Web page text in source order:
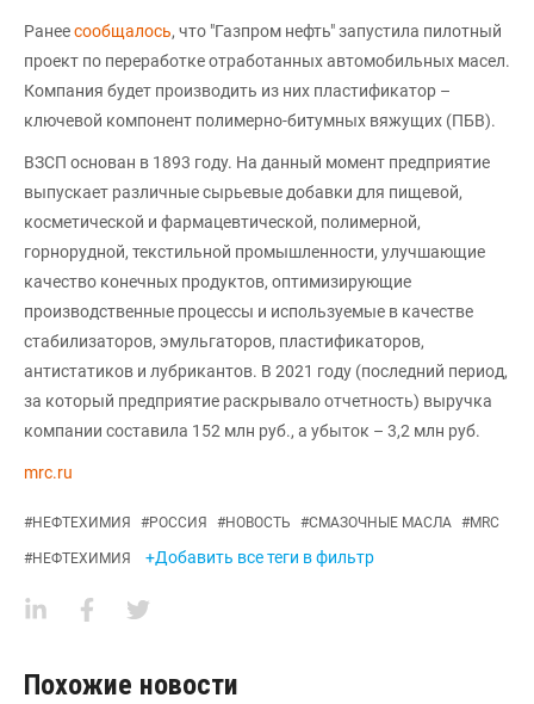
Ранеесообщалось, что "Газпром нефть" запустила пилотный
проект по переработке отработанных автомобильных масел.
Компания будет производить из них пластификатор –
ключевой компонент полимерно-битумных вяжущих (ПБВ).
ВЗСП основан в 1893 году. На данный момент предприятие
выпускает различные сырьевые добавки для пищевой,
косметической и фармацевтической, полимерной,
горнорудной, текстильной промышленности, улучшающие
качество конечных продуктов, оптимизирующие
производственные процессы и используемые в качестве
стабилизаторов, эмульгаторов, пластификаторов,
антистатиков и лубрикантов. В 2021 году (последний период,
за который предприятие раскрывало отчетность) выручка
компании составила 152 млн руб., а убыток – 3,2 млн руб.
mrc.ru
#НЕФТЕХИМИЯ #РОССИЯ #НОВОСТЬ #СМАЗОЧНЫЕ МАСЛА #MRC
#НЕФТЕХИМИЯ +Добавить все теги в фильтр
Похожие новости